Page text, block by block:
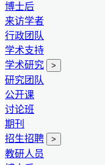
博士后
来访学者
行政团队
学术支持
学术研究
>
研究团队
公开课
讨论班
期刊
招生招聘
>
教研人员